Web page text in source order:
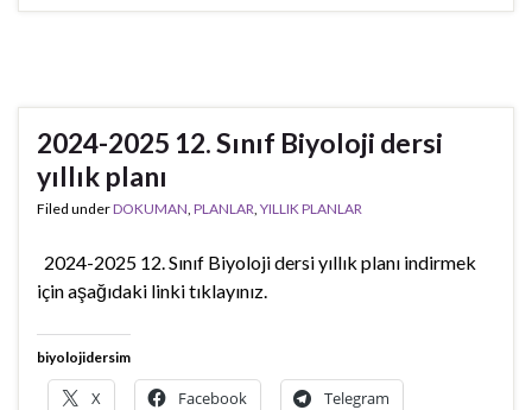
2024-2025 12. Sınıf Biyoloji dersi
yıllık planı
Filed underDOKUMAN PLANLAR YILLIK PLANLAR
2024-2025 12. Sınıf Biyoloji dersi yıllık planı indirmek
için aşağıdaki linki tıklayınız.
biyolojidersim
X Facebook Telegram